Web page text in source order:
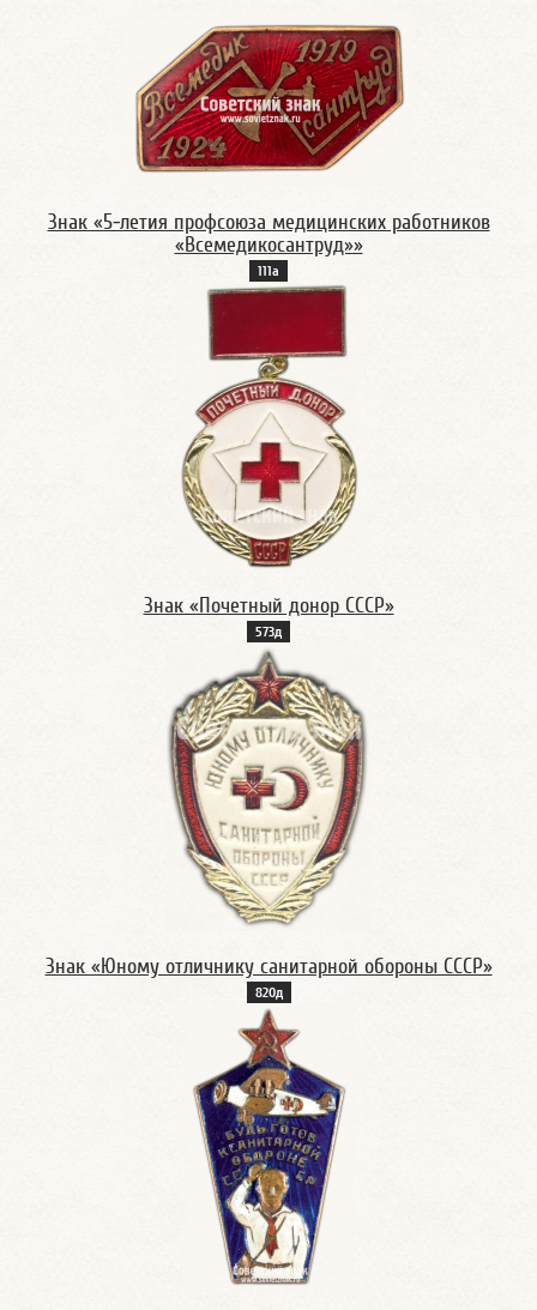
Знак «5-летия профсоюза медицинских работников
«Всемедикосантруд»»
111а
Знак «Почетный донор СССР»
573д
Знак «Юному отличнику санитарной обороны СССР»
820д